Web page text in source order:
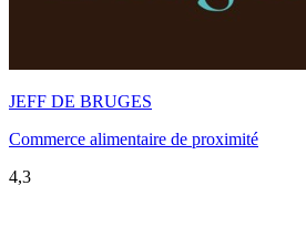
JEFF DE BRUGES
Commerce alimentaire de proximité
4,3